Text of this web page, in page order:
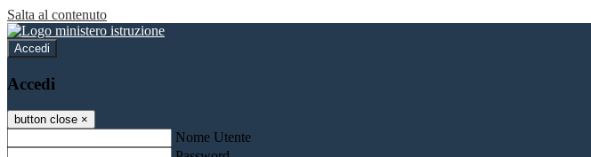
Salta al contenuto
Accedi
Accedi
button close ×
Nome Utente